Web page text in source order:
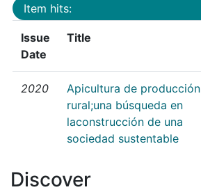
Item hits:
Issue
Date
Title
2020
Apicultura de producción
rural;una búsqueda en
laconstrucción de una
sociedad sustentable
Discover